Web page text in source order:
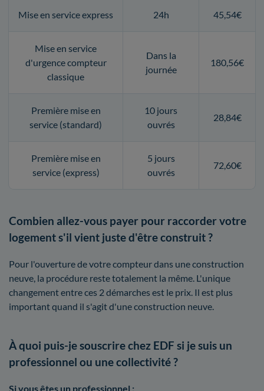
Mise en service express 24h 45,54€
Mise en service
d'urgence compteur
classique
Dans la
journée
180,56€
Première mise en
service (standard)
10 jours
ouvrés
28,84€
Première mise en
service (express)
5 jours
ouvrés
72,60€
Combien allez-vous payer pour raccorder votre
logement s'il vient juste d'être construit ?
Pour l'ouverture de votre compteur dans une construction
neuve, la procédure reste totalement la même. L'unique
changement entre ces 2 démarches est le prix. Il est plus
important quand il s'agit d'une construction neuve.
À quoi puis-je souscrire chez EDF si je suis un
professionnel ou une collectivité ?
Si vous êtes un professionnel :